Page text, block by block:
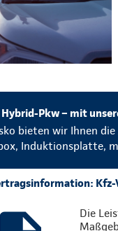
Pkw – mit
bieten wir Ihnen
Induktionsplatte,
Die